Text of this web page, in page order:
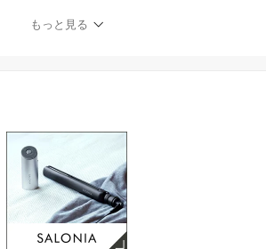
WAY アタッチメント ま
とまり ツヤ ブロー 寝癖
もっと見る